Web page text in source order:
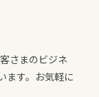
さまのビジネ
ます。お気軽に